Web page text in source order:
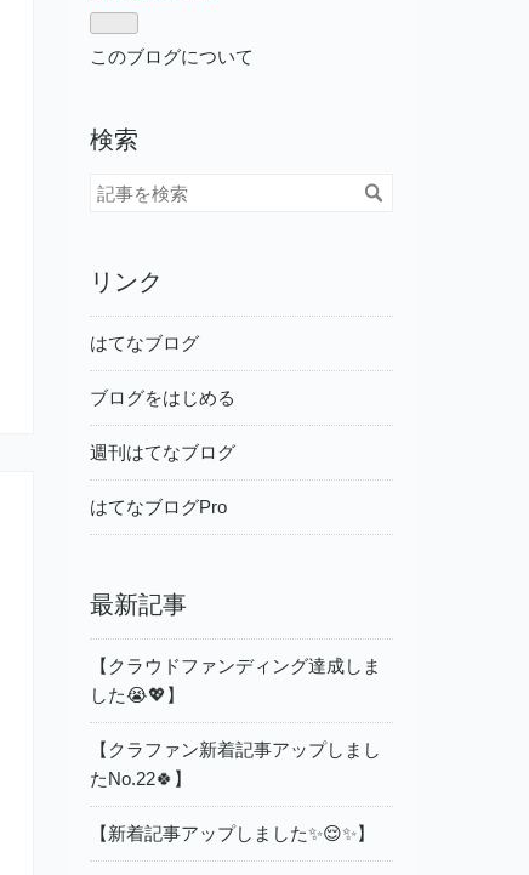
このブログについて
検索
リンク
はてなブログ
ブログをはじめる
週刊はてなブログ
はてなブログPro
最新記事
【クラウドファンディング達成しま
した😭💖】
【クラファン新着記事アップしまし
たNo.22🍀】
【新着記事アップしました✨😌✨】